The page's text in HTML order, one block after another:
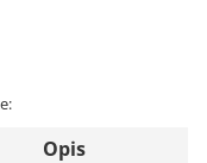
Opis